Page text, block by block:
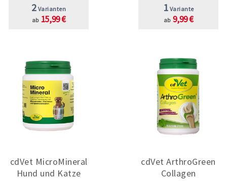
2 Varianten
ab 15,99 €
1 Variante
ab 9,99 €
cdVet MicroMineral
Hund und Katze
cdVet ArthroGreen
Collagen